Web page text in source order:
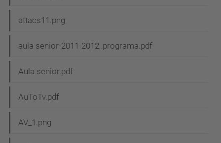
attacs11.png
aula senior-2011-2012_programa.pdf
Aula senior.pdf
AuToTv.pdf
AV_1.png